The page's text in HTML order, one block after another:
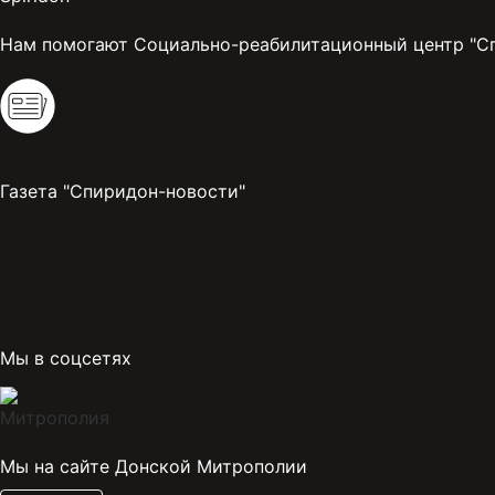
Нам помогают Социально-реабилитационный центр
Газета "Спиридон-новости"
Мы в соцсетях
Мы на сайте Донской Митрополии